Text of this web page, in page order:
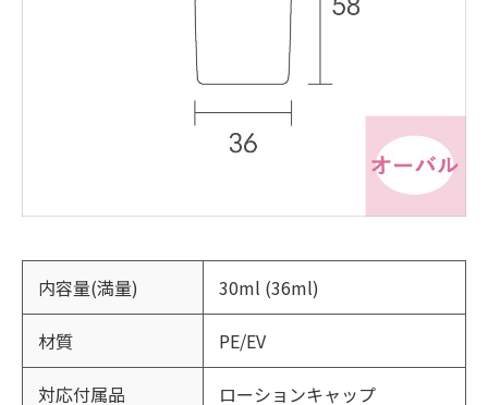
内容量(満量) 30ml (36ml)
材質 PE/EV
対応付属品 ローションキャップ